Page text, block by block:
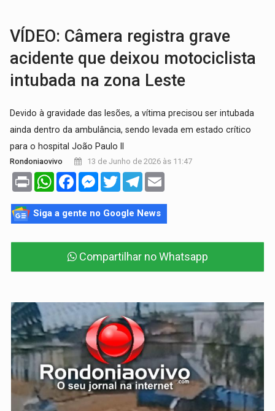
VÍDEO: Câmera registra grave
acidente que deixou motociclista
intubada na zona Leste
Devido à gravidade das lesões, a vítima precisou ser intubada
ainda dentro da ambulância, sendo levada em estado crítico
para o hospital João Paulo II
Rondoniaovivo 13 de Junho de 2026 às 11:47
Print WhatsAppFacebookMessenger
TwitterTelegram
Siga a gente no Google News
Compartilhar no Whatsapp